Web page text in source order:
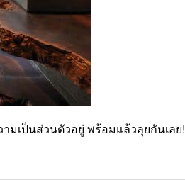
มเป็นส่วนตัวอยู่ พร้อมแล้วลุยกันเลย!